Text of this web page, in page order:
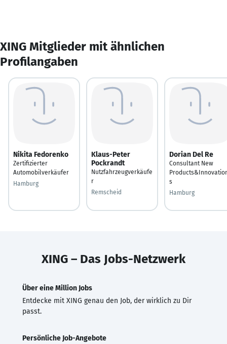
XING Mitglieder mit ähnlichen
Profilangaben
Nikita Fedorenko
Zertifizierter
Automobilverkäufer
Hamburg
Klaus-Peter
Pockrandt
Nutzfahrzeugverkäufe
r
Remscheid
Dorian Del Re
Consultant New
s
Hamburg
XING – Das Jobs-Netzwerk
Über eine Million Jobs
Entdecke mit XING genau den Job, der wirklich zu Dir
passt.
Persönliche Job-Angebote